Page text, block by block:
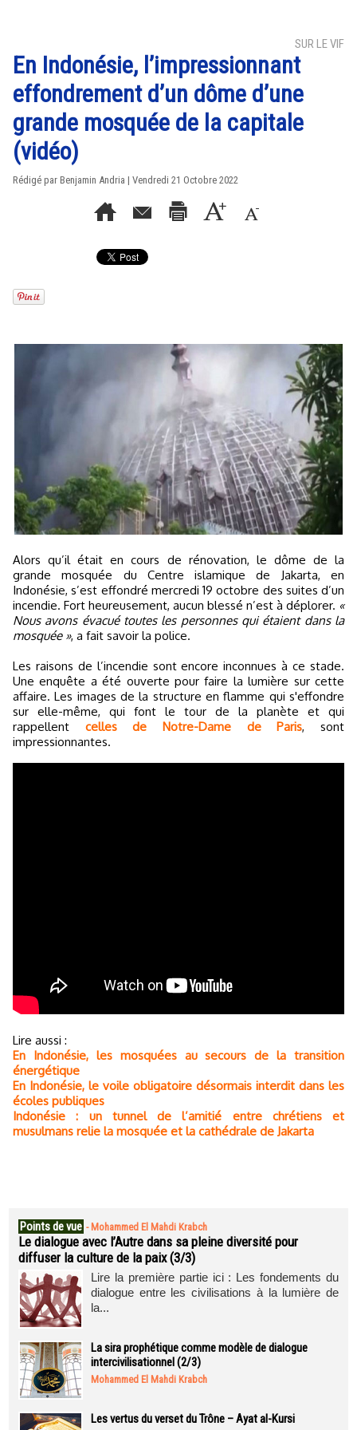
SUR LE VIF
En Indonésie, l’impressionnant
effondrement d’un dôme d’une
grande mosquée de la capitale
(vidéo)
Rédigé par Benjamin Andria | Vendredi 21 Octobre 2022
Alors qu’il était en cours de rénovation, le dôme de la
grande mosquée du Centre islamique de Jakarta, en
Indonésie, s’est effondré mercredi 19 octobre des suites d’un
incendie. Fort heureusement, aucun blessé n’est à déplorer. «
Nous avons évacué toutes les personnes qui étaient dans la
mosquée », a fait savoir la police.
Les raisons de l’incendie sont encore inconnues à ce stade.
Une enquête a été ouverte pour faire la lumière sur cette
affaire. Les images de la structure en flamme qui s'effondre
sur elle-même, qui font le tour de la planète et qui
rappellent celles de Notre-Dame de Paris, sont
impressionnantes.
Lire aussi :
En Indonésie, les mosquées au secours de la transition
énergétique
En Indonésie, le voile obligatoire désormais interdit dans les
écoles publiques
Indonésie : un tunnel de l’amitié entre chrétiens et
musulmans relie la mosquée et la cathédrale de Jakarta
Points de vue - Mohammed El Mahdi Krabch
Le dialogue avec l’Autre dans sa pleine diversité pour
diffuser la culture de la paix (3/3)
Lire la première partie ici : Les fondements du
dialogue entre les civilisations à la lumière de
la...
La sira prophétique comme modèle de dialogue
intercivilisationnel (2/3)
Mohammed El Mahdi Krabch
Les vertus du verset du Trône – Ayat al-Kursi